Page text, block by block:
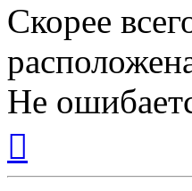
Скорее
Не
началу